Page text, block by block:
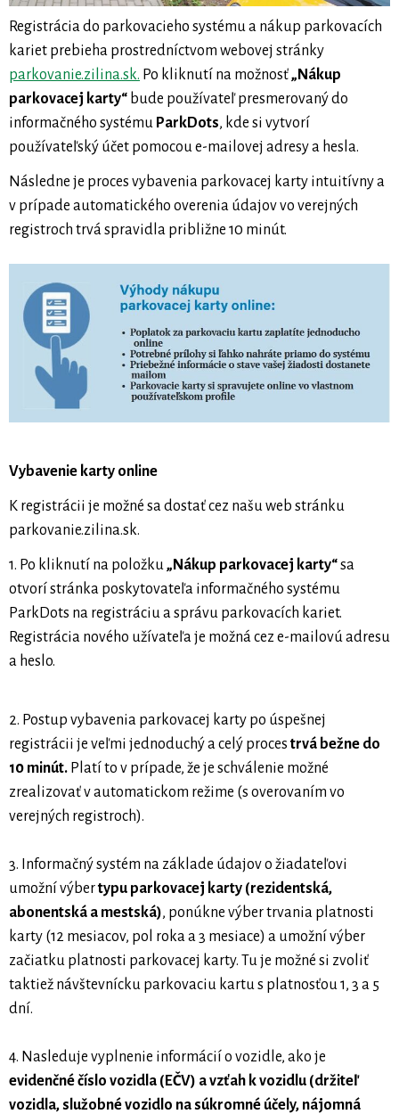
Registrácia do parkovacieho systému a nákup parkovacích
kariet prebieha prostredníctvom webovej stránky
parkovanie.zilina.sk. Po kliknutí na možnosť„Nákup
parkovacej karty“ bude používateľ presmerovaný do
informačného systému ParkDots, kde si vytvorí
používateľský účet pomocou e-mailovej adresy a hesla.
Následne je proces vybavenia parkovacej karty intuitívny a
v prípade automatického overenia údajov vo verejných
registroch trvá spravidla približne 10 minút.
Vybavenie karty online
K registrácii je možné sa dostať cez našu web stránku
parkovanie.zilina.sk.
1. Po kliknutí na položku „Nákup parkovacej karty“sa
otvorí stránka poskytovateľa informačného systému
ParkDots na registráciu a správu parkovacích kariet.
Registrácia nového užívateľa je možná cez e-mailovú adresu
a heslo.
2. Postup vybavenia parkovacej karty po úspešnej
registrácii je veľmi jednoduchý a celý procestrvá bežne do
10 minút. Platí to v prípade, že je schválenie možné
zrealizovať v automatickom režime (s overovaním vo
verejných registroch).
3. Informačný systém na základe údajov o žiadateľovi
umožní výbertypu parkovacej karty (rezidentská,
abonentská a mestská), ponúkne výber trvania platnosti
karty (12 mesiacov, pol roka a 3 mesiace) a umožní výber
začiatku platnosti parkovacej karty. Tu je možné si zvoliť
taktiež návštevnícku parkovaciu kartu s platnosťou 1, 3 a 5
dní.
4. Nasleduje vyplnenie informácií o vozidle, ako je
evidenčné číslo vozidla (EČV) a vzťah k vozidlu (držiteľ
vozidla, služobné vozidlo na súkromné účely, nájomná